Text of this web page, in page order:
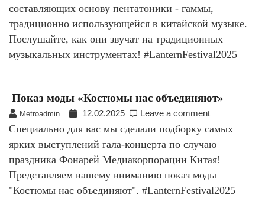
составляющих основу пентатоники - гаммы,
традиционно использующейся в китайской музыке.
Послушайте, как они звучат на традиционных
музыкальных инструментах! #LanternFestival2025
Показ моды «Костюмы нас объединяют»
Metroadmin 12.02.2025 Leave a comment
Специально для вас мы сделали подборку самых
ярких выступлений гала-концерта по случаю
праздника Фонарей Медиакорпорации Китая!
Представляем вашему вниманию показ моды
"Костюмы нас объединяют". #LanternFestival2025